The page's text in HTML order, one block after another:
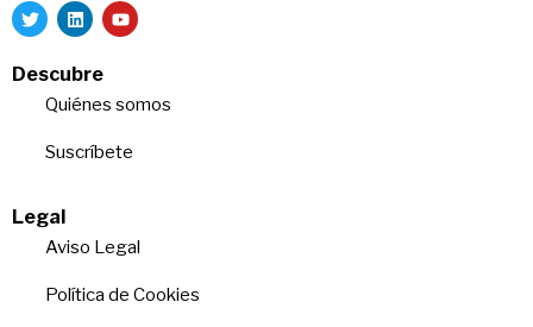
Descubre
Quiénes somos
Suscríbete
Legal
Aviso Legal
Política de Cookies